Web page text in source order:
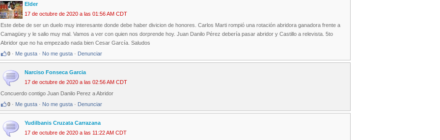
Elder
17 de octubre de 2020 a las 01:56 AM CDT
Este debe de ser un duelo muy interesante donde debe haber divicion de honores. Carlos Marti rompió una rotación abridora ganadora frente a
Camagüey y le salio muy mal. Vamos a ver con quien nos dorprende hoy. Juan Danilo Pérez debería pasar abridor y Castillo a relevista. 5to
Abridor que no ha empezado nada bien Cesar García. Saludos
0 · Me gusta · No me gusta · Denunciar
Narciso Fonseca Garcia
17 de octubre de 2020 a las 02:56 AM CDT
Concuerdo contigo Juan Danilo Perez a Abridor
0 · Me gusta · No me gusta · Denunciar
Yudilbanis Cruzata Carrazana
17 de octubre de 2020 a las 11:22 AM CDT